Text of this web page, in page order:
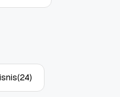
(24)